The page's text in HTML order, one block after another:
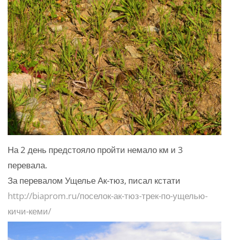
На 2 день предстояло пройти немало км и 3
перевала.
За перевалом Ущелье Ак-тюз, писал кстати
http://biaprom.ru/поселок-ак-тюз-трек-по-ущелью-
кичи-кеми/